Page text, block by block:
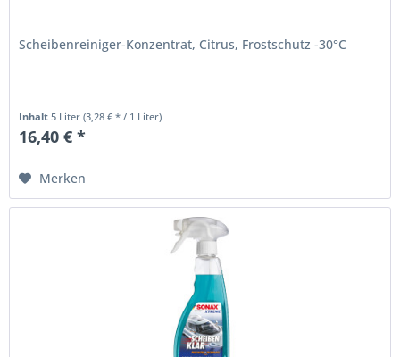
Scheibenreiniger-Konzentrat, Citrus, Frostschutz -30°C
Inhalt 5 Liter(3,28 € * / 1 Liter)
16,40 € *
Merken